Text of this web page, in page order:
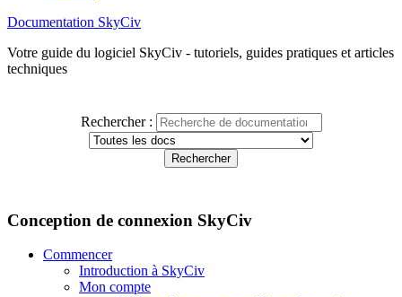
Documentation SkyCiv
Votre guide du logiciel SkyCiv - tutoriels, guides pratiques et articles
techniques
Rechercher :
Conception de connexion SkyCiv
Commencer
Introduction à SkyCiv
Mon compte